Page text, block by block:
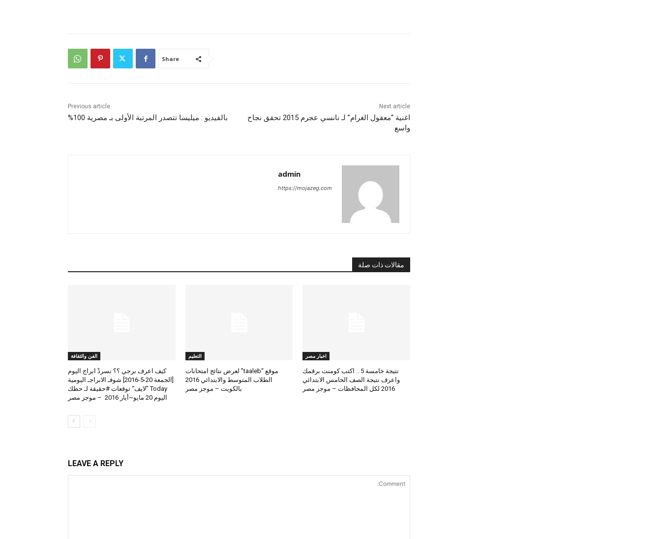
Share
Previous article
بالفيديو : ميليسا تتصدر المرتبة الأولى بـ مصرية 100%
Next article
اغنية “معقول الغرام” لـ نانسي عجرم 2015 تحقق نجاح
واسع
admin
https://mojazeg.com
مقالات ذات صلة
اخبار مصر
نتيجة خامسة 5 .. اكتب كومنت برقمك
واعرف نتيجة الصف الخامس الابتدائي
2016 لكل المحافظات – موجز مصر
التعليم
موقع “taaleb” لعرض نتائج امتحانات
الطلاب المتوسط والابتدائي 2016
بالكويت – موجز مصر
الفن والثقافة
كيف اعرف برجي ؟؟ نسردْ ابراج اليوم
[الجمعة 20-5-2016] شوفـ الابراجـ اليومية
Today ”لايف“ توقعات #حقيقة لـ حظك
اليوم 20 مايو~أيار 2016 – موجز مصر
LEAVE A REPLY